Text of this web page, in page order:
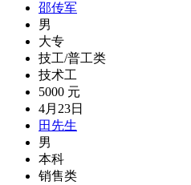
邵传军
男
大专
技工/普工类
技术工
5000 元
4月23日
田先生
男
本科
销售类